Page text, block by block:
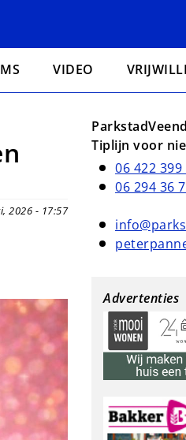
VIDEO
2026 - 17:57
Tiplijn voor
06 422 399
06 294 36
Advertenties